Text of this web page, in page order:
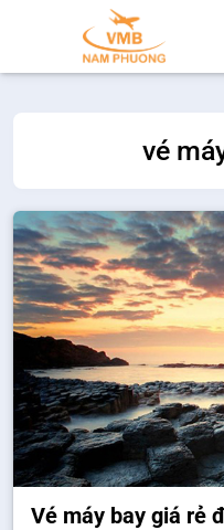
vé
Vé máy bay giá rẻ